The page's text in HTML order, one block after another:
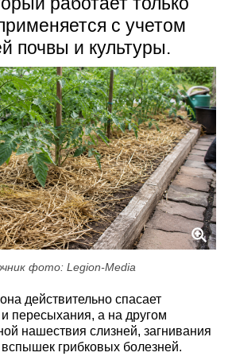
с учетом
почвы и культуры.
фото: Legion-Media
действительно спасает
пересыхания, а на другом
нашествия слизней, загнивания
грибковых болезней.